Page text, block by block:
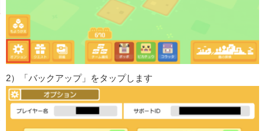
2）「バックアップ」をタップします